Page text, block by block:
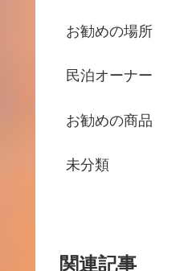
お勧めの場所
民泊オーナー
お勧めの商品
未分類
関連記事